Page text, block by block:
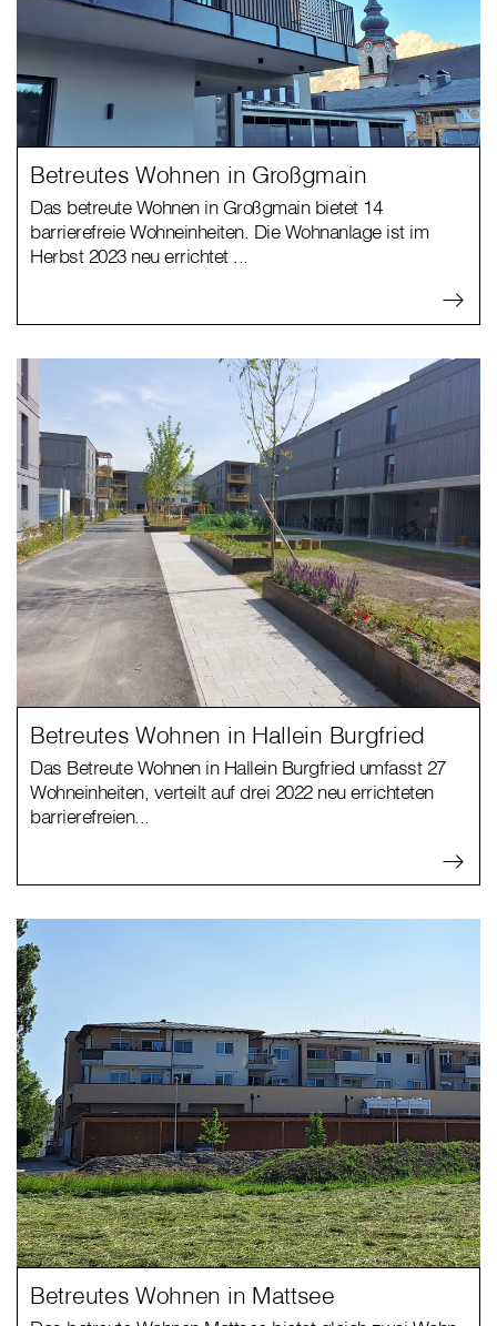
Betreutes Wohnen in Großgmain
Das betreute Wohnen in Großgmain bietet 14
barrierefreie Wohneinheiten. Die Wohnanlage ist im
Herbst 2023 neu errichtet ...
Betreutes Wohnen in Hallein Burgfried
Das Betreute Wohnen in Hallein Burgfried umfasst 27
Wohneinheiten, verteilt auf drei 2022 neu errichteten
barrierefreien...
Betreutes Wohnen in Mattsee